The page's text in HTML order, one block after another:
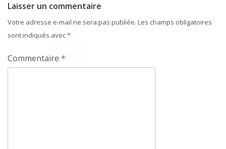
Laisser un commentaire
Votre adresse e-mail ne sera pas publiée. Les champs obligatoires
sont indiqués avec*
Commentaire *